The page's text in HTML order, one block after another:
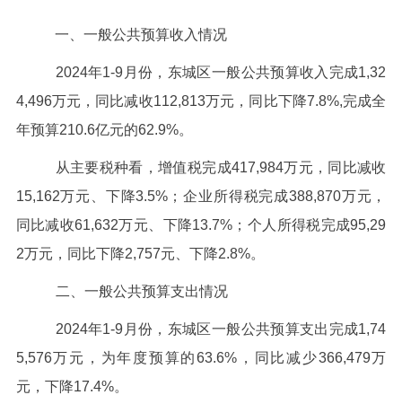
一、一般公共预算收入情况
2024年1-9月份，东城区一般公共预算收入完成1,32
4,496万元，同比减收112,813万元，同比下降7.8%,完成全
年预算210.6亿元的62.9%。
从主要税种看，增值税完成417,984万元，同比减收
15,162万元、下降3.5% ；企业所得税完成388,870万元，
同比减收61,632万元、下降13.7% ；个人所得税完成95,29
2万元，同比下降2,757元、下降2.8%。
二、一般公共预算支出情况
2024年1-9 月份，东城区一般公共预算支出完成1,74
5,576万元，为年度预算的63.6% ，同比减少366,479万
元，下降17.4%。